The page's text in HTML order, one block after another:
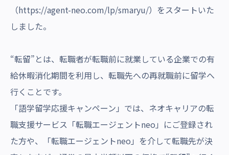
（https://agent-neo.com/lp/smaryu/）をスタートいた
しました。
“転留”とは、転職者が転職前に就業している企業での有
給休暇消化期間を利用し、転職先への再就職前に留学へ
行くことです。
「語学留学応援キャンペーン」では、ネオキャリアの転
職支援サービス「転職エージェントneo」にご登録され
た方や、「転職エージェントneo」を介して転職先が決